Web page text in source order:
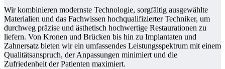
Wir kombinieren modernste Technologie, sorgfältig ausgewählte
Materialien und das Fachwissen hochqualifizierter Techniker, um
durchweg präzise und ästhetisch hochwertige Restaurationen zu
liefern. Von Kronen und Brücken bis hin zu Implantaten und
Zahnersatz bieten wir ein umfassendes Leistungsspektrum mit einem
Qualitätsanspruch, der Anpassungen minimiert und die
Zufriedenheit der Patienten maximiert.